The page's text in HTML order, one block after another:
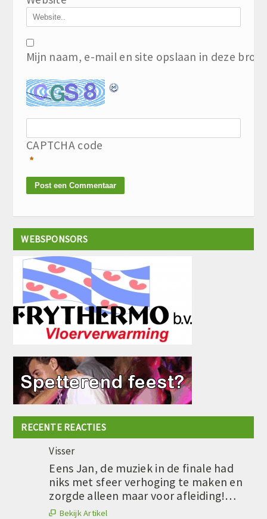
Mijn naam, e-mail en site opslaan in deze
CAPTCHA code
*
WEBSPONSORS
RECENTE REACTIES
Visser
Eens Jan, de muziek in de finale had
niks met sfeer verhoging te maken en
zorgde alleen maar voor afleiding!…
 Bekijk Artikel